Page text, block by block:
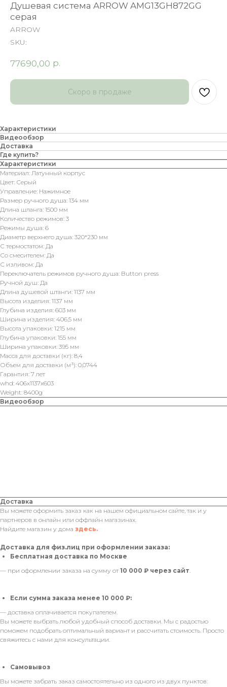
Душевая система ARROW AMG13GH872GG
серая
ARROW
SKU:
77690,00 р.
Характеристики
Видеообзор
Доставка
Где купить?
Характеристики
Материал: Латунный корпус
Цвет: Серый
Управление: Нажимное
Размер ручного душа: 134 мм
Длина шланга: 1500 мм
Количество режимов: 3
Режимы душа: 6
Диаметр верхнего душа: 320*230 мм
С термостатом: Да
Со смесителем: Да
С изливом: Да
Переключатель режимов ручного душа: Button press
Ручной душ: Да
Длина душевой штанги: 1137 мм
Высота изделия: 1137 мм
Глубина изделия: 603 мм
Ширина изделия: 406,5 мм
Высота упаковки: 1215 мм
Глубина упаковки: 155 мм
Ширина упаковки: 395 мм
Масса для доставки (кг): 8,4
Объем для доставки (м³): 0,0744
Гарантия: 7 лет
whd: 406x1137x603
Weight: 8400g
Видеообзор
Доставка
Вы можете оформить заказ как на нашем официальном сайте, так и у
партнеров в онлайн или оффлайн магазинах.
Найдите магазин у дома здесь.
Доставка для физ.лиц при оформлении заказа:
Бесплатная доставка по Москве
— при оформлении заказа на сумму от 10 000 ₽ через сайт.
Если сумма заказа менее 10 000 ₽:
— доставка оплачивается покупателем.
Вы можете выбрать любой удобный способ доставки. Мы с радостью
поможем подобрать оптимальный вариант и рассчитать стоимость. Просто
свяжитесь с нами для консультации.
Самовывоз
Вы можете забрать заказ самостоятельно из одного из двух пунктов: